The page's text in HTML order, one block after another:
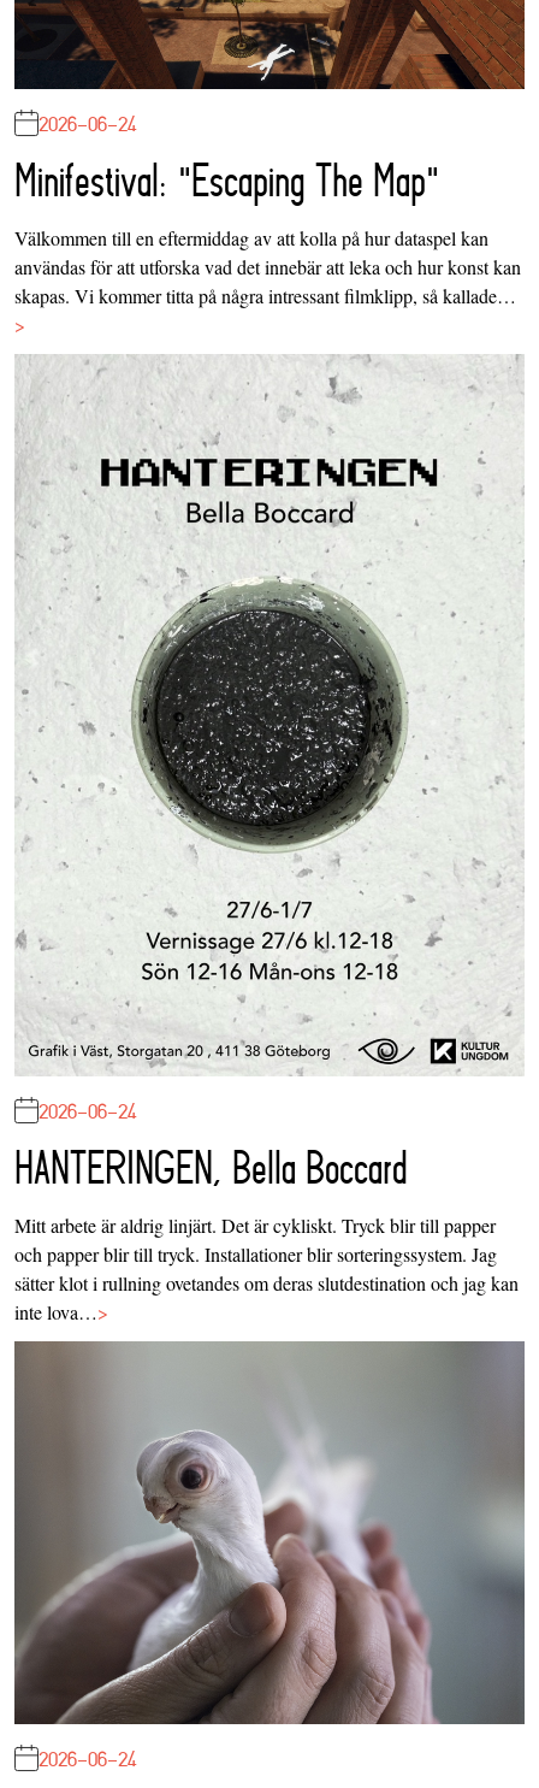
2026-06-24
Minifestival: "Escaping The Map"
Välkommen till en eftermiddag av att kolla på hur dataspel kan
användas för att utforska vad det innebär att leka och hur konst kan
skapas. Vi kommer titta på några intressant filmklipp, så kallade…
>
2026-06-24
HANTERINGEN, Bella Boccard
Mitt arbete är aldrig linjärt. Det är cykliskt. Tryck blir till papper
och papper blir till tryck. Installationer blir sorteringssystem. Jag
sätter klot i rullning ovetandes om deras slutdestination och jag kan
inte lova…>
2026-06-24